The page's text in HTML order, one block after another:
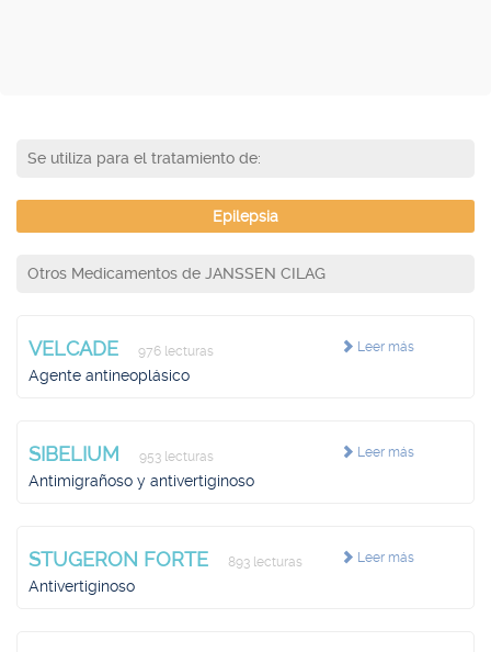
Se utiliza para el tratamiento de:
Epilepsia
Otros Medicamentos de JANSSEN CILAG
Leer más
VELCADE 976 lecturas
Agente antineoplásico
Leer más
SIBELIUM 953 lecturas
Antimigrañoso y antivertiginoso
Leer más
STUGERON FORTE 893 lecturas
Antivertiginoso